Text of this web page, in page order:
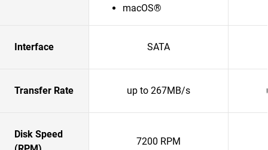
macOS®
Interface SATA
Transfer Rate up to 267MB/s
Disk Speed
7200 RPM